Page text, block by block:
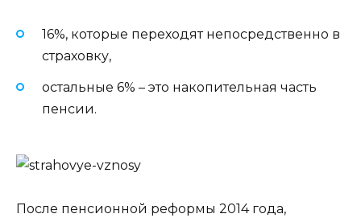
16%, которые переходят непосредственно в
страховку,
остальные 6% – это накопительная часть
пенсии.
После пенсионной реформы 2014 года,